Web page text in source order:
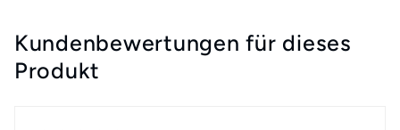
Kundenbewertungen für dieses
Produkt